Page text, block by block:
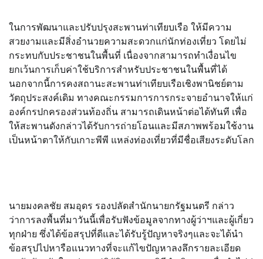
ในการพัฒนาและปรับปรุงสะพานท่าเทียบเรือ ให้มีความ
สวยงามและมีสิ่งอำนวยความสะดวกแก่นักท่องเที่ยว โดยไม่
กระทบกับประชาชนในพื้นที่ เนื่องจากสามารถทำเงื่อนไข
ยกเว้นการเก็บค่าใช้บริการสำหรับประชาชนในพื้นที่ได้
นอกจากนี้การคงสถานะสะพานท่าเทียบเรือเชิงพานิชย์ตาม
วัตถุประสงค์เดิม ทางคณะกรรมการการกระจายอำนาจให้แก่
องค์กรปกครองส่วนท้องถิ่น สามารถเดินหน้าต่อได้ทันที เพื่อ
ให้สะพานดังกล่าวได้รับการถ่ายโอนและมีสภาพพร้อมใช้งาน
เป็นหน้าตาให้กับเกาะพีพี แหล่งท่องเที่ยวที่มีชื่อเสียงระดับโลก
นายมงคลชัย สมอุดร รองปลัดสำนักนายกรัฐมนตรี กล่าว
ว่าการลงพื้นที่มาวันนี้เพื่อรับฟังข้อมูลจากทางผู้ว่าฯและผู้เกี่ยว
ทุกฝ่าย ซึ่งได้ข้อสรุปที่ดีและได้รับรู้ปัญหาจริงๆและจะได้นำ
ข้อสรุปไปหารือแนวทางที่จะแก้ไขปัญหาลงลึกรายละเอียด